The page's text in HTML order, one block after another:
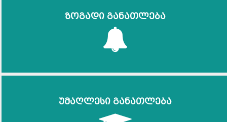
ზოგადი განათლება
უმაღლესი განათლება